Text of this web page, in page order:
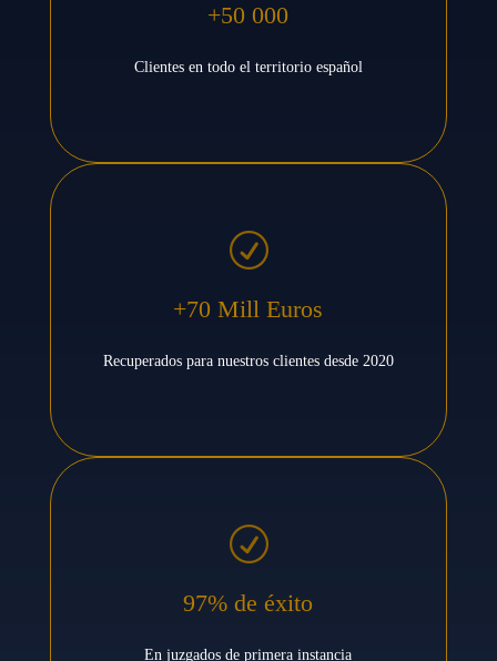
+50 000
Clientes en todo el territorio español
R
+70 Mill Euros
Recuperados para nuestros clientes desde 2020
R
97% de éxito
En juzgados de primera instancia